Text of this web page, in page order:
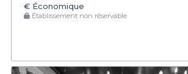
€ Économique
Établissement non réservable